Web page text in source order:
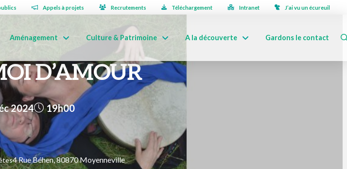
Appels à projets Recrutements Téléchargement Intranet J’ai vu un écureuil
Aménagement Culture & Patrimoine A la découverte Gardons le contact
D’AMOUR
2024 19h00
4 Rue Béhen, 80870 Moyenneville